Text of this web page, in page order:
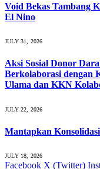
Void Bekas Tambang
El Nino
JULY 31, 2026
Aksi Sosial Donor
Berkolaborasi dengan
Ulama dan KKN
JULY 22, 2026
Mantapkan
JULY 18, 2026
Facebook X (Twitter)